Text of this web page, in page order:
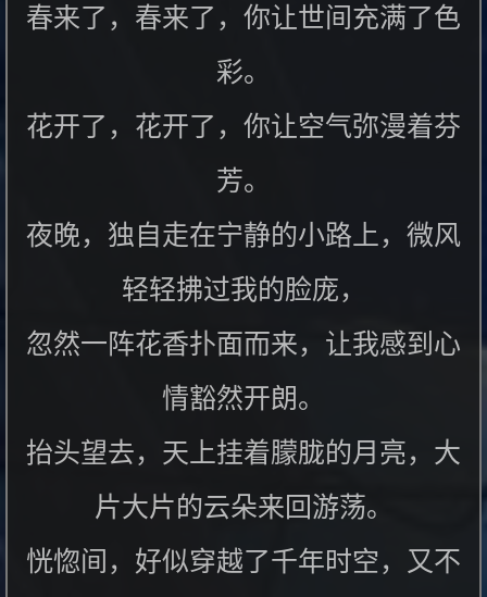
春来了，春来了，你让世间充满了色
彩。
花开了，花开了，你让空气弥漫着芬
芳。
夜晚，独自走在宁静的小路上，微风
轻轻拂过我的脸庞，
忽然一阵花香扑面而来，让我感到心
情豁然开朗。
抬头望去，天上挂着朦胧的月亮，大
片大片的云朵来回游荡。
恍惚间，好似穿越了千年时空，又不